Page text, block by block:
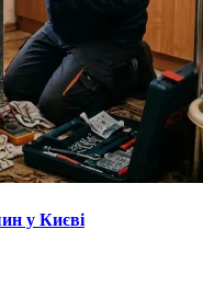
у Києві